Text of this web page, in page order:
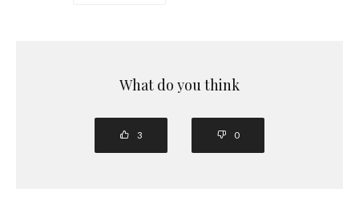
What do you think
3 0